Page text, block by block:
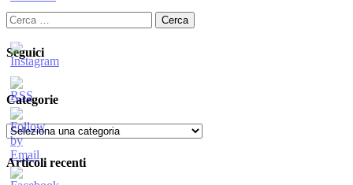
Ricerca
per:
Seguici
Categorie
Categorie
Articoli recenti